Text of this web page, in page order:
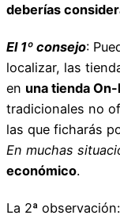
deberías
El 1º consejo:
localizar, las
en una tienda
tradicionales no
las que ficharás
En muchas
económico.
La 2ª observación: